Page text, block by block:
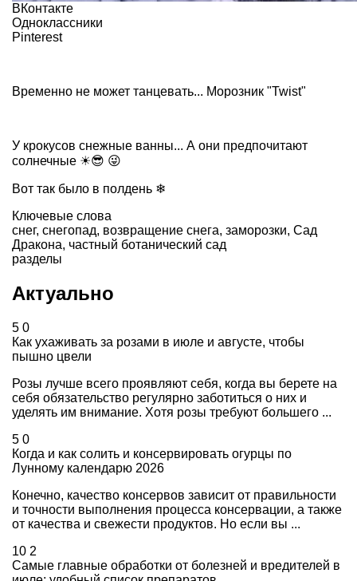
ВКонтакте
Одноклассники
Pinterest
Временно не может танцевать... Морозник "Twist"
У крокусов снежные ванны... А они предпочитают
солнечные ☀😎 😜
Вот так было в полдень ❄
Ключевые слова
снег, снегопад, возвращение снега, заморозки, Сад
Дракона, частный ботанический сад
разделы
Актуально
5 0
Как ухаживать за розами в июле и августе, чтобы
пышно цвели
Розы лучше всего проявляют себя, когда вы берете на
себя обязательство регулярно заботиться о них и
уделять им внимание. Хотя розы требуют большего ...
5 0
Когда и как солить и консервировать огурцы по
Лунному календарю 2026
Конечно, качество консервов зависит от правильности
и точности выполнения процесса консервации, а также
от качества и свежести продуктов. Но если вы ...
10 2
Самые главные обработки от болезней и вредителей в